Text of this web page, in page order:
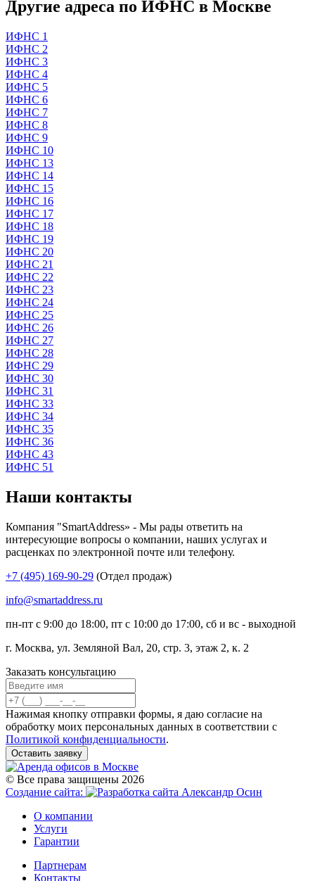
Другие адреса по ИФНС в Москве
ИФНС 1
ИФНС 2
ИФНС 3
ИФНС 4
ИФНС 5
ИФНС 6
ИФНС 7
ИФНС 8
ИФНС 9
ИФНС 10
ИФНС 13
ИФНС 14
ИФНС 15
ИФНС 16
ИФНС 17
ИФНС 18
ИФНС 19
ИФНС 20
ИФНС 21
ИФНС 22
ИФНС 23
ИФНС 24
ИФНС 25
ИФНС 26
ИФНС 27
ИФНС 28
ИФНС 29
ИФНС 30
ИФНС 31
ИФНС 33
ИФНС 34
ИФНС 35
ИФНС 36
ИФНС 43
ИФНС 51
Наши контакты
Компания "SmartAddress» - Мы рады ответить на
интересующие вопросы о компании, наших услугах и
расценках по электронной почте или телефону.
+7 (495) 169-90-29 (Отдел продаж)
info@smartaddress.ru
пн-пт с 9:00 до 18:00, пт с 10:00 до 17:00, сб и вс - выходной
г. Москва, ул. Земляной Вал, 20, стр. 3, этаж 2, к. 2
Заказать консультацию
Нажимая кнопку отправки формы, я даю согласие на
обработку моих персональных данных в соответствии с
Политикой конфиденциальности.
Оставить заявку
© Все права защищены 2026
Создание сайта:
О компании
Услуги
Гарантии
Партнерам
Контакты